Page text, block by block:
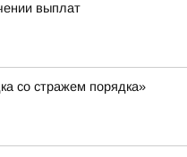
выплат
со стражем порядка»